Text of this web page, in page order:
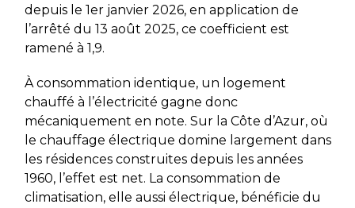
depuis le 1er janvier 2026, en application de
l’arrêté du 13 août 2025, ce coefficient est
ramené à 1,9.
À consommation identique, un logement
chauffé à l’électricité gagne donc
mécaniquement en note. Sur la Côte d’Azur, où
le chauffage électrique domine largement dans
les résidences construites depuis les années
1960, l’effet est net. La consommation de
climatisation, elle aussi électrique, bénéficie du